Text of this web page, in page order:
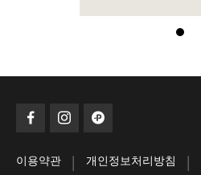
이용약관 | 개인정보처리방침 |